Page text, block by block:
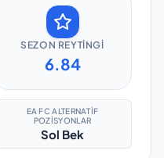
SEZON REYTINGI
6.84
EA FC ALTERNATIF
POZISYONLAR
Sol Bek